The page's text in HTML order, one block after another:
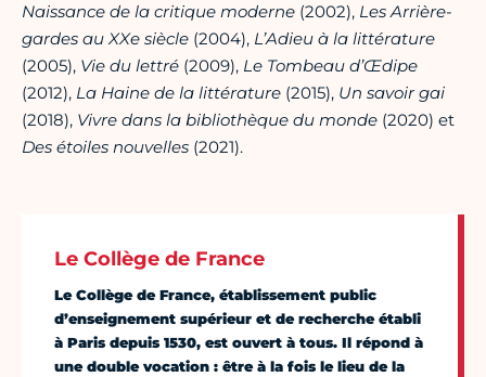
Naissance de la critique moderne (2002), Les Arrière-
gardes au XXe siècle (2004), L’Adieu à la littérature
(2005), Vie du lettré (2009), Le Tombeau d’Œdipe
(2012), La Haine de la littérature (2015), Un savoir gai
(2018), Vivre dans la bibliothèque du monde (2020) et
Des étoiles nouvelles (2021).
Le Collège de France
Le Collège de France, établissement public
d’enseignement supérieur et de recherche établi
à Paris depuis 1530, est ouvert à tous. Il répond à
une double vocation : être à la fois le lieu de la